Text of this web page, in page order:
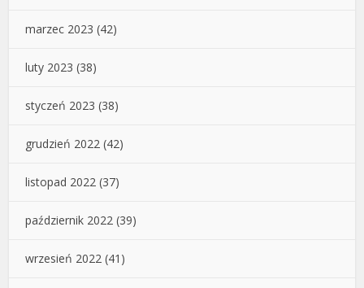
marzec 2023 (42)
luty 2023 (38)
styczeń 2023 (38)
grudzień 2022 (42)
listopad 2022 (37)
październik 2022 (39)
wrzesień 2022 (41)